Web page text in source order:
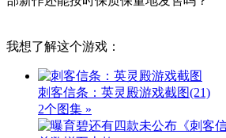
我想了解这个游戏：
刺客信条：英灵殿游戏截图(21)
2个图集 »